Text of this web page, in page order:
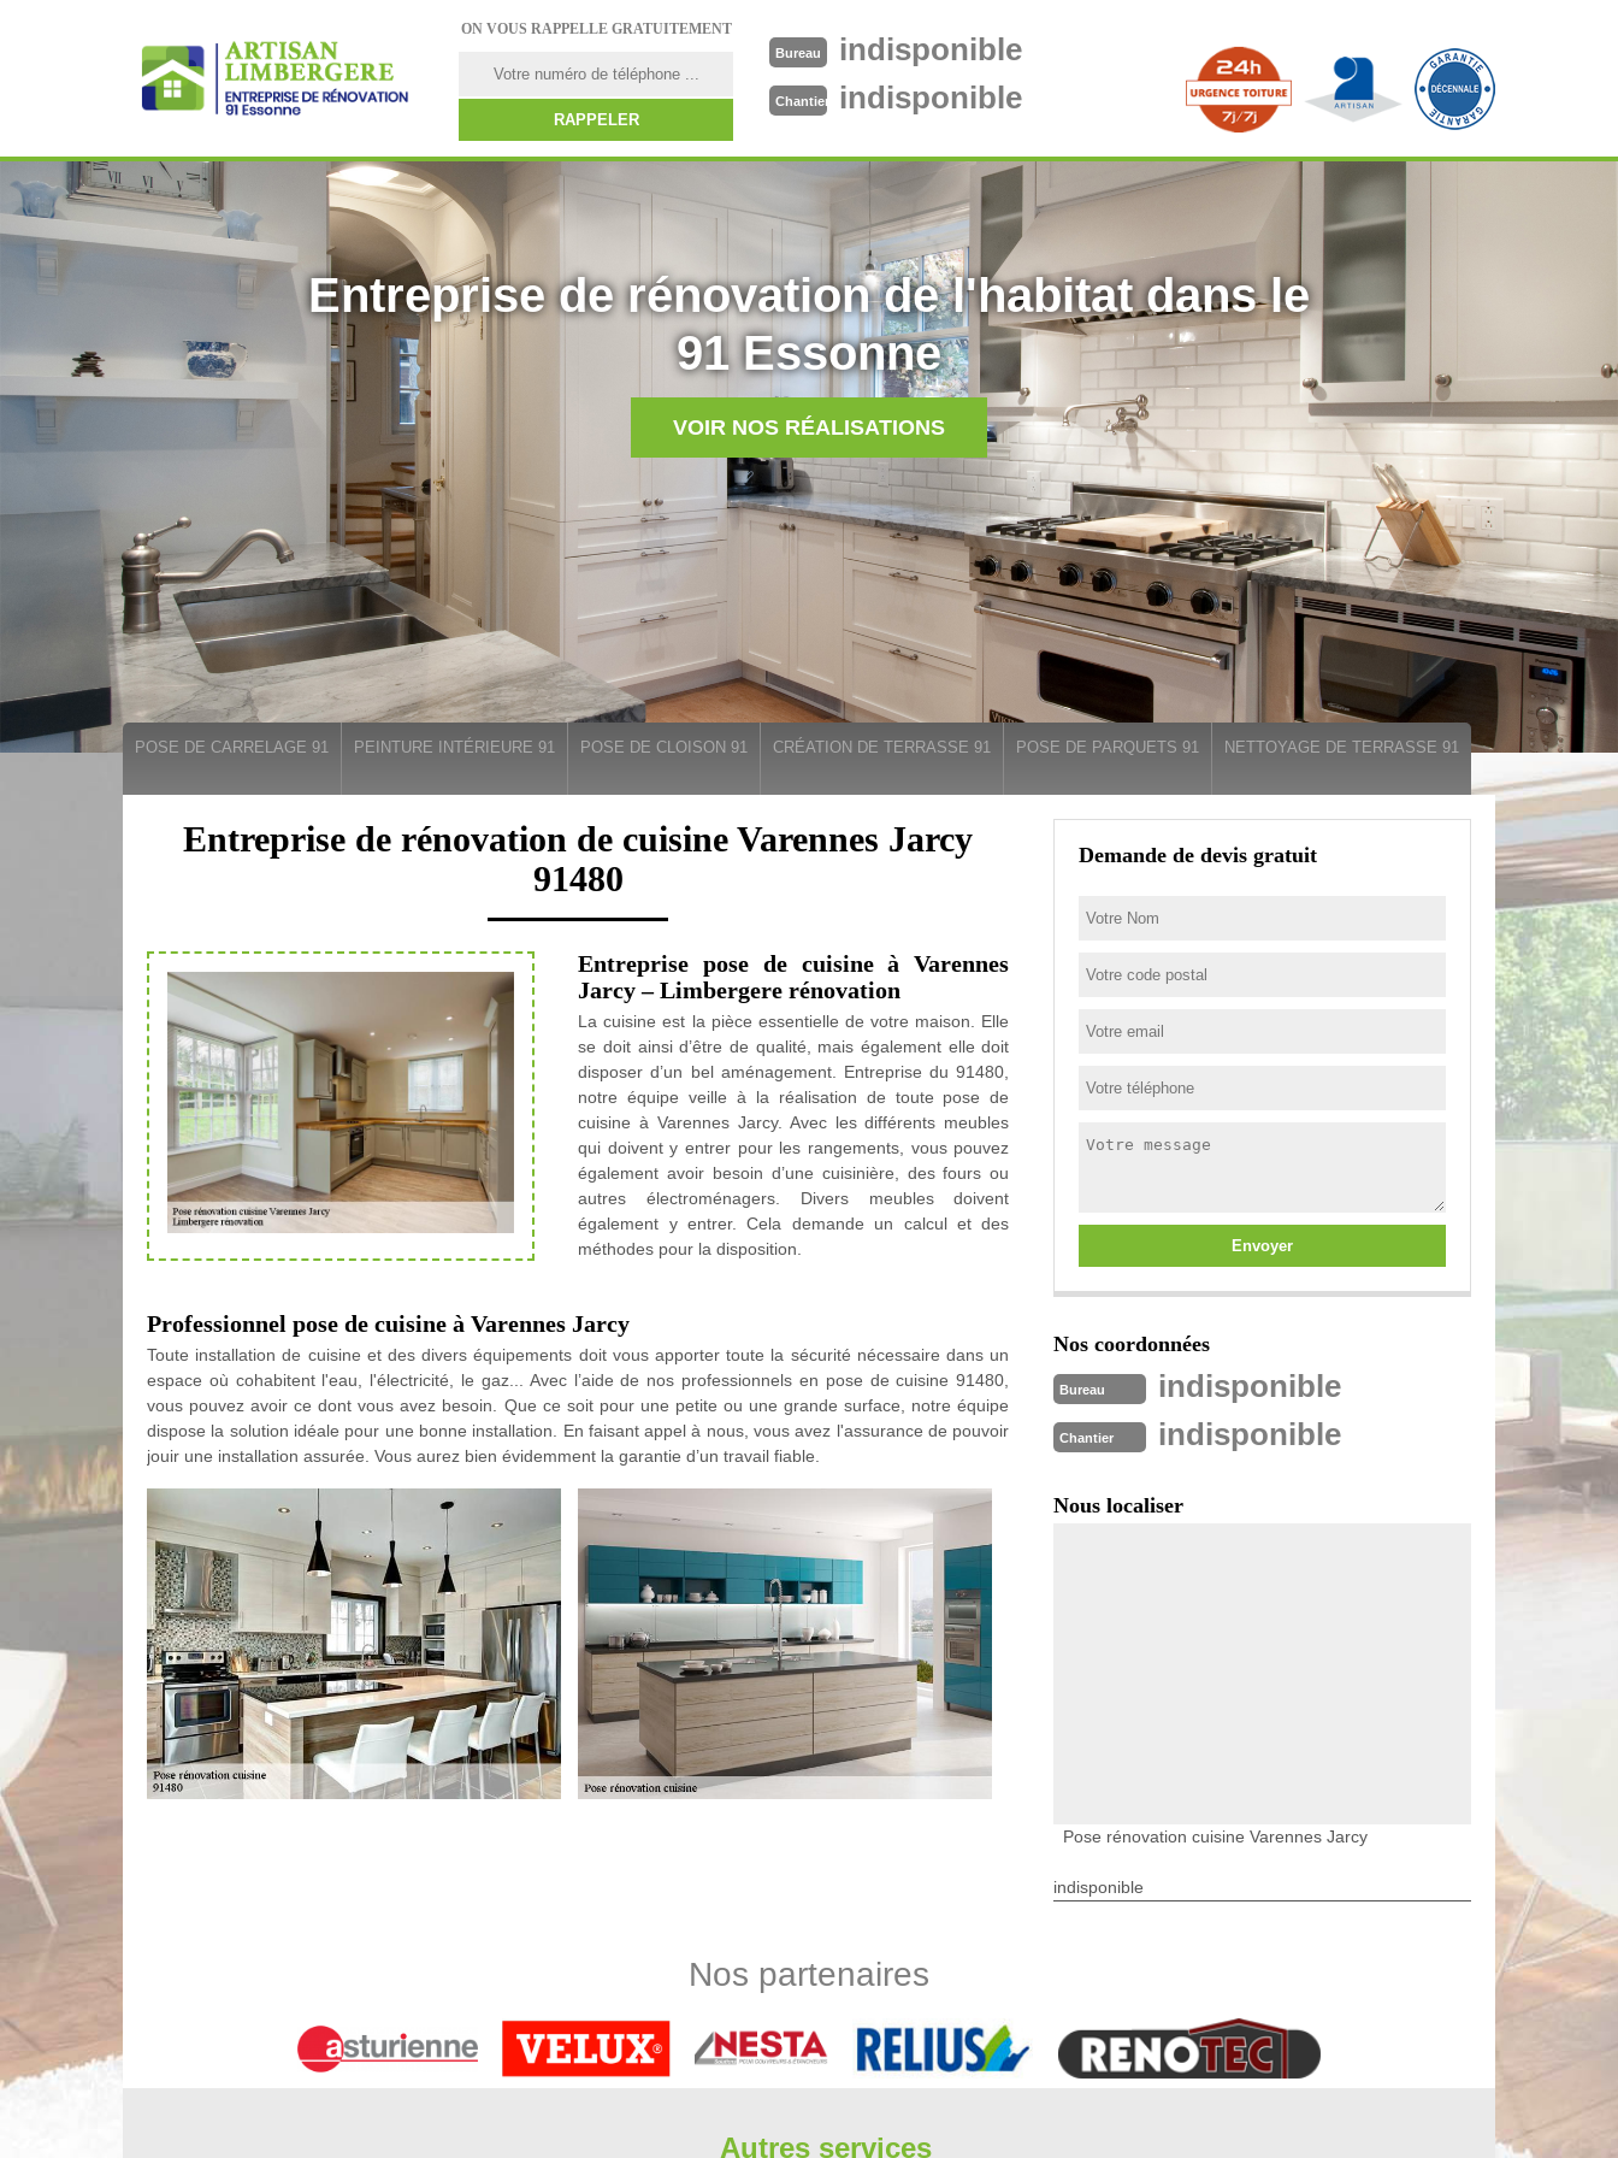
ON VOUS RAPPELLE GRATUITEMENT
Bureau indisponible
Chantier indisponible
Entreprise de rénovation de l'habitat dans le
91 Essonne
VOIR NOS RÉALISATIONS
POSE DE CARRELAGE 91 PEINTURE INTÉRIEURE 91 POSE DE CLOISON 91 CRÉATION DE TERRASSE 91 POSE DE PARQUETS 91 NETTOYAGE DE TERRASSE 91
Entreprise de rénovation de cuisine Varennes Jarcy
91480
Entreprise pose de cuisine à Varennes
Jarcy – Limbergere rénovation
La cuisine est la pièce essentielle de votre maison. Elle
se doit ainsi d’être de qualité, mais également elle doit
disposer d’un bel aménagement. Entreprise du 91480,
notre équipe veille à la réalisation de toute pose de
cuisine à Varennes Jarcy. Avec les différents meubles
qui doivent y entrer pour les rangements, vous pouvez
également avoir besoin d’une cuisinière, des fours ou
autres électroménagers. Divers meubles doivent
également y entrer. Cela demande un calcul et des
méthodes pour la disposition.
Professionnel pose de cuisine à Varennes Jarcy
Toute installation de cuisine et des divers équipements doit vous apporter toute la sécurité nécessaire dans un
espace où cohabitent l'eau, l'électricité, le gaz... Avec l’aide de nos professionnels en pose de cuisine 91480,
vous pouvez avoir ce dont vous avez besoin. Que ce soit pour une petite ou une grande surface, notre équipe
dispose la solution idéale pour une bonne installation. En faisant appel à nous, vous avez l'assurance de pouvoir
jouir une installation assurée. Vous aurez bien évidemment la garantie d’un travail fiable.
Limbergere rénovation utilise des matériels adaptés pour la garantie d'un travail soigné. Pour les
Entreprise pose de cuisine 91480
Voulez-vous un aménagement de l’espace de votre cuisine ? Avez-vous fait acquisition récemment d’un nouvel
Demande de devis gratuit
Nos coordonnées
Bureau indisponible
Chantier indisponible
Nous localiser
Pose rénovation cuisine Varennes Jarcy
indisponible
Nos partenaires
Autres services